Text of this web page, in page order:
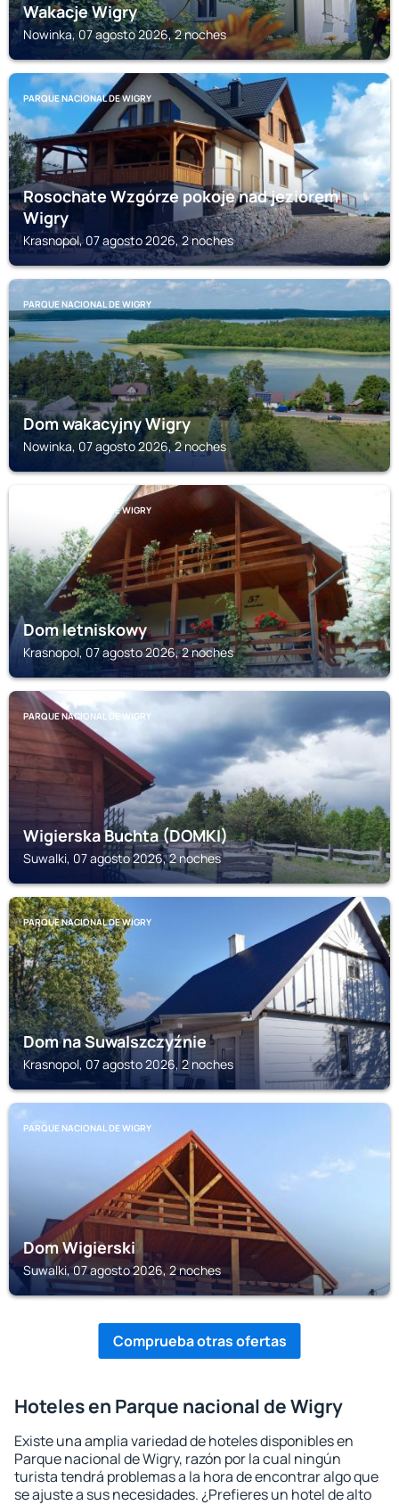
Wakacje Wigry
Nowinka, 07 agosto 2026, 2 noches
PARQUE NACIONAL DE WIGRY
Rosochate Wzgórze pokoje nad jeziorem
Wigry
Krasnopol, 07 agosto 2026, 2 noches
PARQUE NACIONAL DE WIGRY
Dom wakacyjny Wigry
Nowinka, 07 agosto 2026, 2 noches
PARQUE NACIONAL DE WIGRY
Dom letniskowy
Krasnopol, 07 agosto 2026, 2 noches
PARQUE NACIONAL DE WIGRY
Wigierska Buchta (DOMKI)
Suwalki, 07 agosto 2026, 2 noches
PARQUE NACIONAL DE WIGRY
Dom na Suwalszczyźnie
Krasnopol, 07 agosto 2026, 2 noches
PARQUE NACIONAL DE WIGRY
Dom Wigierski
Suwalki, 07 agosto 2026, 2 noches
Comprueba otras ofertas
Hoteles en Parque nacional de Wigry
Existe una amplia variedad de hoteles disponibles en
Parque nacional de Wigry, razón por la cual ningún
turista tendrá problemas a la hora de encontrar algo que
se ajuste a sus necesidades. ¿Prefieres un hotel de alto